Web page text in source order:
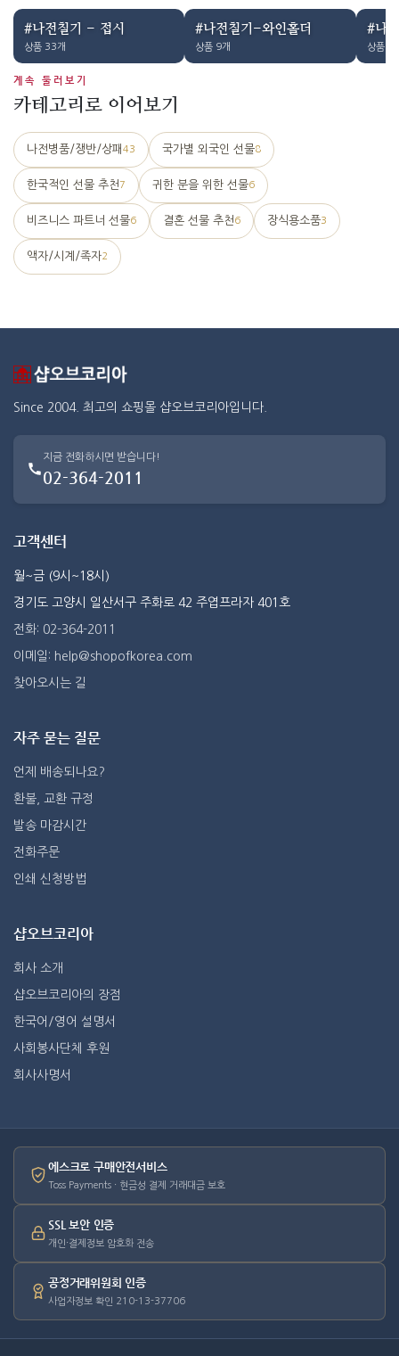
#나전칠기 - 접시
상품 33개
#나전칠기-와인홀더
상품 9개
#나
상품 2
계속 둘러보기
카테고리로 이어보기
나전병품/쟁반/상패 43 국가별 외국인 선물8
한국적인 선물 추천7 귀한 분을 위한 선물6
비즈니스 파트너 선물6 결혼 선물 추천6 장식용소품3
액자/시계/족자2
Since 2004. 최고의 쇼핑몰 샵오브코리아입니다.
지금 전화하시면 받습니다!
02-364-2011
고객센터
월~금 (9시~18시)
경기도 고양시 일산서구 주화로 42 주엽프라자 401호
전화: 02-364-2011
이메일: help@shopofkorea.com
찾아오시는 길
자주 묻는 질문
언제 배송되나요?
환불, 교환 규정
발송 마감시간
전화주문
인쇄 신청방법
샵오브코리아
회사 소개
샵오브코리아의 장점
한국어/영어 설명서
사회봉사단체 후원
회사사명서
에스크로 구매안전서비스
Toss Payments · 현금성 결제 거래대금 보호
SSL 보안 인증
개인·결제정보 암호화 전송
공정거래위원회 인증
사업자정보 확인 210-13-37706